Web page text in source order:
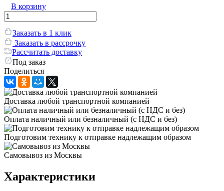
В корзину
Заказать в 1 клик
Заказать в рассрочку
Рассчитать доставку
Под заказ
Поделиться
Доставка любой транспортной компанией
Оплата наличный или безналичный (с НДС и без)
Подготовим технику к отправке надлежащим образом
Самовывоз из Москвы
Характеристики